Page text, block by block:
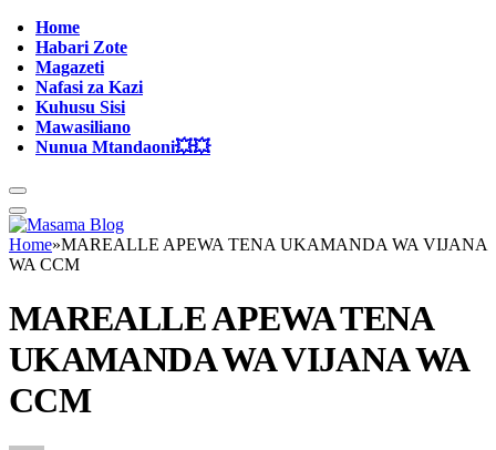
Home
Habari Zote
Magazeti
Nafasi za Kazi
Kuhusu Sisi
Mawasiliano
Nunua Mtandaoni💥💥
Home»MAREALLE APEWA TENA UKAMANDA WA VIJANA
WA CCM
MAREALLE APEWA TENA
UKAMANDA WA VIJANA WA
CCM